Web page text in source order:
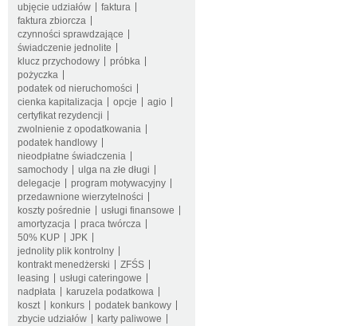
ubjęcie udziałów
faktura
faktura zbiorcza
czynności sprawdzające
świadczenie jednolite
klucz przychodowy
próbka
pożyczka
podatek od nieruchomości
cienka kapitalizacja
opcje
agio
certyfikat rezydencji
zwolnienie z opodatkowania
podatek handlowy
nieodpłatne świadczenia
samochody
ulga na złe długi
delegacje
program motywacyjny
przedawnione wierzytelności
koszty pośrednie
usługi finansowe
amortyzacja
praca twórcza
50% KUP
JPK
jednolity plik kontrolny
kontrakt menedżerski
ZFŚS
leasing
usługi cateringowe
nadpłata
karuzela podatkowa
koszt
konkurs
podatek bankowy
zbycie udziałów
karty paliwowe